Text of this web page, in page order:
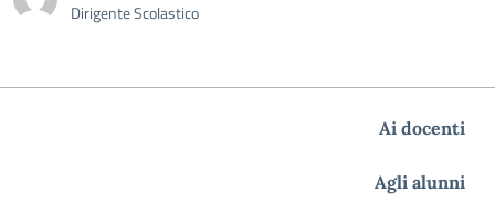
Dirigente Scolastico
Ai docenti
Agli alunni